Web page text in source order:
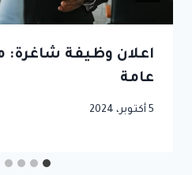
اعلان وظيفة
عامة
5 أكتوبر، 2024